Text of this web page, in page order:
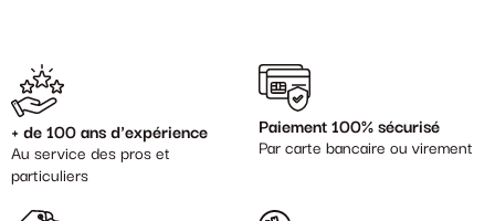
+ de 100 ans d'expérience
Au service des pros et
particuliers
Paiement 100% sécurisé
Par carte bancaire ou virement